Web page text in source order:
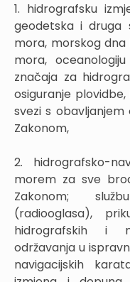
1. hidrografsku
geodetska i druga
mora, morskog dna
mora,
značaja za
osiguranje
svezi s
Zakonom,
2. hidrografsko-
morem za sve
Zakonom;
(radiooglasa),
hidrografskih i
održavanja u
navigacijskih